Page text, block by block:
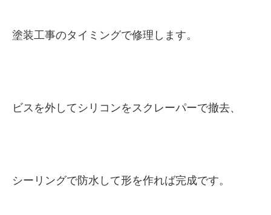
塗装工事のタイミングで修理します。
ビスを外してシリコンをスクレーパーで撤去、
シーリングで防水して形を作れば完成です。